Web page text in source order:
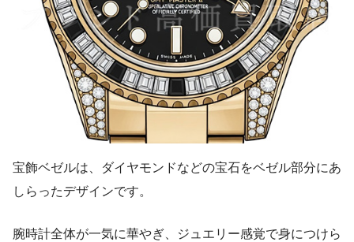
宝飾ベゼルは、ダイヤモンドなどの宝石をベゼル部分にあ
しらったデザインです。
腕時計全体が一気に華やぎ、ジュエリー感覚で身につけら